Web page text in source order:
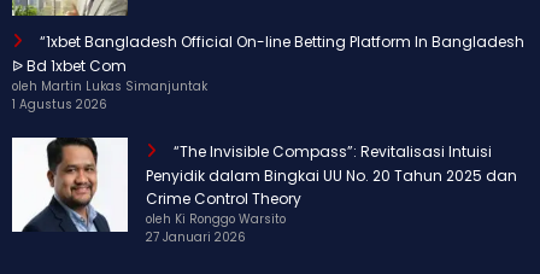
“1xbet Bangladesh Official On-line Betting Platform In Bangladesh
ᐉ Bd 1xbet Com
oleh Martin Lukas Simanjuntak
1 Agustus 2026
“The Invisible Compass”: Revitalisasi Intuisi
Penyidik dalam Bingkai UU No. 20 Tahun 2025 dan
Crime Control Theory
oleh Ki Ronggo Warsito
27 Januari 2026